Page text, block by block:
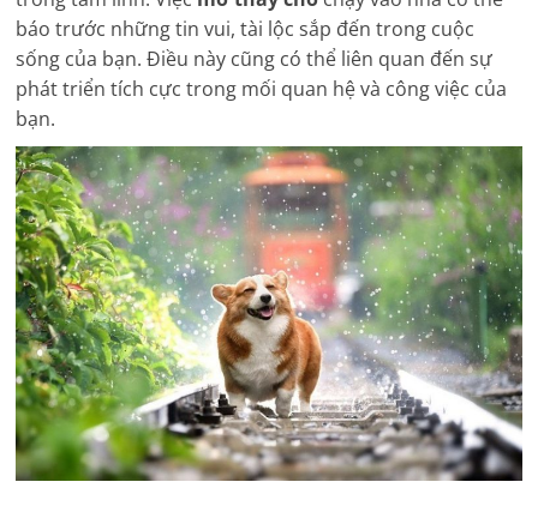
báo trước những tin vui, tài lộc sắp đến trong cuộc
sống của bạn. Điều này cũng có thể liên quan đến sự
phát triển tích cực trong mối quan hệ và công việc của
bạn.